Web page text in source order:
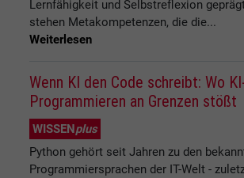
Lernfähigkeit und Selbstreflexion
stehen Metakompetenzen, die die...
Weiterlesen
Wenn KI den Code schreibt: Wo
Programmieren an Grenzen stößt
WISSEN plus
Python gehört seit Jahren zu den
Programmiersprachen der IT-Welt -